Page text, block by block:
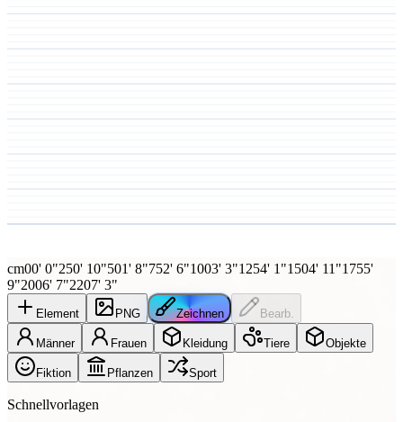
cm00' 0"250' 10"501' 8"752' 6"1003' 3"1254' 1"1504' 11"1755'
9"2006' 7"2207' 3"
Element PNG Zeichnen Bearb.
Männer Frauen Kleidung Tiere Objekte
Fiktion Pflanzen Sport
Schnellvorlagen